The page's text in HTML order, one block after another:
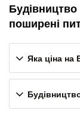
Будівництво
поширені
Яка ціна на